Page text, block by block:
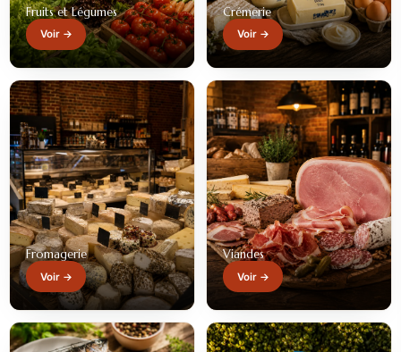
Fruits et Légumes
Voir →
Crémerie
Voir →
Fromagerie
Voir →
Viandes
Voir →